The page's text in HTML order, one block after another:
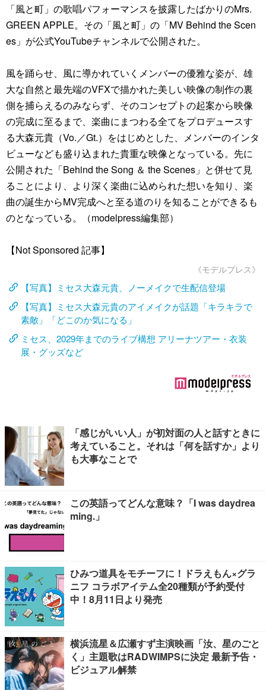
「風と町」の歌唱パフォーマンスを披露したばかりのMrs.
GREEN APPLE。その「風と町」の「MV Behind the Scen
es」が公式YouTubeチャンネルで公開された。
風を踊らせ、風に導かれていくメンバーの優雅な姿が、雄
大な自然と最先端のVFXで描かれた美しい映像の制作の裏
側を捕らえるのみならず、そのコンセプトの起案から映像
の完成に至るまで、楽曲にまつわる全てをプロデュースす
る大森元貴（Vo.／Gt.）をはじめとした、メンバーのインタ
ビューなども盛り込まれた貴重な映像となっている。先に
公開された「Behind the Song ＆ the Scenes」と併せて見
ることにより、より深く楽曲に込められた想いを知り、楽
曲の誕生からMV完成へと至る道のりを知ることができるも
のとなっている。（modelpress編集部）
【Not Sponsored 記事】
《モデルプレス》
【写真】ミセス大森元貴、ノーメイクで生配信登場
【写真】ミセス大森元貴のアイメイクが話題「キラキラで
素敵」「どこのか気になる」
ミセス、2029年までのライブ構想 アリーナツアー・衣装
展・グッズなど
「感じがいい人」が初対面の人と話すときに
考えていること。それは「何を話すか」より
も大事なことで
この英語ってどんな意味？「I was daydrea
ming.」
ひみつ道具をモチーフに！ドラえもん×グラ
ニフ コラボアイテム全20種類が予約受付
中！8月11日より発売
横浜流星＆広瀬すず主演映画「汝、星のごと
く」主題歌はRADWIMPSに決定 最新予告・
ビジュアル解禁